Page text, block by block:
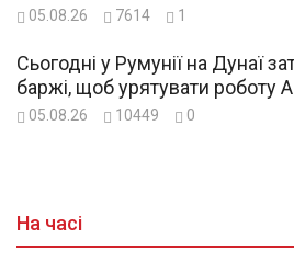
05.08.26 7614 1
Сьогодні у Румунії на Дунаї
баржі, щоб урятувати роботу
05.08.26 10449 0
На часі